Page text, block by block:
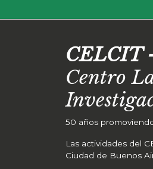
CELCIT
Centro
50 años
Las actividades del
Ciudad de Buenos